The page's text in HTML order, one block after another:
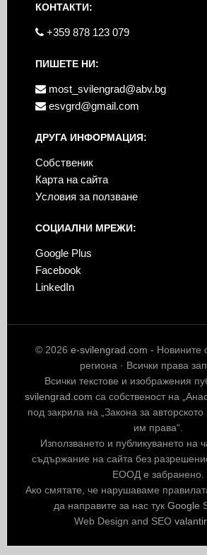
КОНТАКТИ:
+359 878 123 079
ПИШЕТЕ НИ:
most_svilengrad@abv.bg
esvgrd@gmail.com
ДРУГА ИНФОРМАЦИЯ:
Собственик
Карта на сайта
Условия за ползване
СОЦИАЛНИ МРЕЖИ:
Google Plus
Facebook
LinkedIn
© 2026e-svilengrad.com - Новините
региона · Всички права
Всички текстове и изображения
svilengrad.com са собственост на
под закрила на „Закона за
им права“.
Използването и публикуването на
съдържание на сайта без
ЕООД е забранено.
Ако смятате, че нарушаваме
да направите за нас тукGoogle
Web Design and SEO